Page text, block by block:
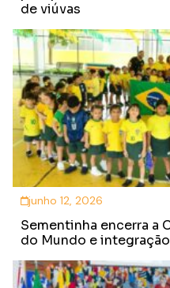
de viúvas
junho 12, 2026
Sementinha encerra a
do Mundo e